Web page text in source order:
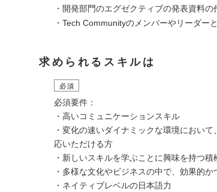
・開発部門のエグゼクティブの発表資料
・Tech Communityのメンバーやリーダー
求められるスキルは
必須
必須要件：
・高いコミュニケーションスキル
・変化の速いダイナミックな環境におい
応いただける方
・新しいスキルを学ぶことに興味を持つ積
・多様な文化やビジネスの中で、効果的
・ネイティブレベルの日本語力